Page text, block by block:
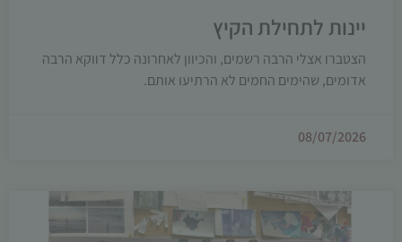
יינות לתחילת הקיץ
הצטברו אצלי הרבה רשמים, והכיוון לאחרונה כלל דווקא הרבה
אדומים, שהימים החמים לא הרתיעו אותם.
08/07/2026